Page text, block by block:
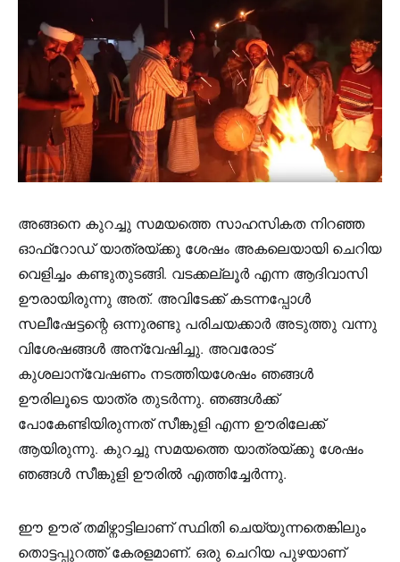
അങ്ങനെ കുറച്ചു സമയത്തെ സാഹസികത നിറഞ്ഞ
ഓഫ്‌റോഡ് യാത്രയ്ക്കു ശേഷം അകലെയായി ചെറിയ
വെളിച്ചം കണ്ടുതുടങ്ങി. വടക്കല്ലൂർ എന്ന ആദിവാസി
ഊരായിരുന്നു അത്. അവിടേക്ക് കടന്നപ്പോൾ
സലീഷേട്ടന്റെ ഒന്നുരണ്ടു പരിചയക്കാർ അടുത്തു വന്നു
വിശേഷങ്ങൾ അന്വേഷിച്ചു. അവരോട്
കുശലാന്വേഷണം നടത്തിയശേഷം ഞങ്ങൾ
ഊരിലൂടെ യാത്ര തുടർന്നു. ഞങ്ങൾക്ക്
പോകേണ്ടിയിരുന്നത് സീങ്കുളി എന്ന ഊരിലേക്ക്
ആയിരുന്നു. കുറച്ചു സമയത്തെ യാത്രയ്ക്കു ശേഷം
ഞങ്ങൾ സീങ്കുളി ഊരിൽ എത്തിച്ചേർന്നു.
ഈ ഊര് തമിഴ്നാട്ടിലാണ് സ്ഥിതി ചെയ്യുന്നതെങ്കിലും
തൊട്ടപ്പുറത്ത് കേരളമാണ്. ഒരു ചെറിയ പുഴയാണ്